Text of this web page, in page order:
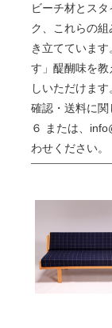
ビーチ材とス
ク、これらの組
き立てていま
す」醍醐味を
しいただけま
確認・送料に関
６ または、
わせください。